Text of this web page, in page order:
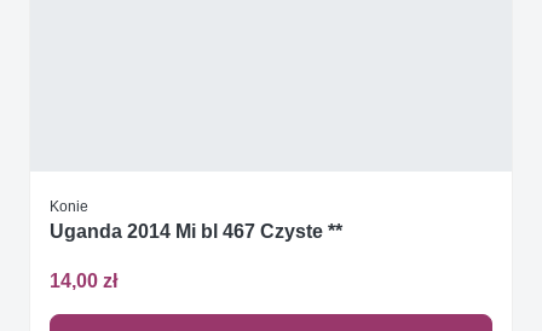
Konie
Uganda 2014 Mi bl 467 Czyste **
14,00 zł